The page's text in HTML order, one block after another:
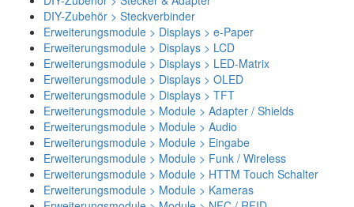
DIY-Zubehör > Steckverbinder
Erweiterungsmodule > Displays > e-Paper
Erweiterungsmodule > Displays > LCD
Erweiterungsmodule > Displays > LED-Matrix
Erweiterungsmodule > Displays > OLED
Erweiterungsmodule > Displays > TFT
Erweiterungsmodule > Module > Adapter / Shields
Erweiterungsmodule > Module > Audio
Erweiterungsmodule > Module > Eingabe
Erweiterungsmodule > Module > Funk / Wireless
Erweiterungsmodule > Module > HTTM Touch Schalter
Erweiterungsmodule > Module > Kameras